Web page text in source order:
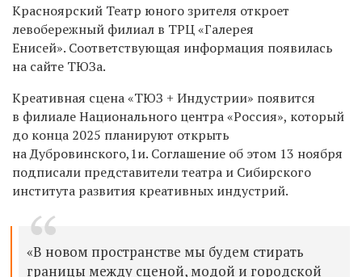
Красноярский Театр юного зрителя откроет
левобережный филиал в ТРЦ «Галерея
Енисей». Соответствующая информация появилась
на сайте ТЮЗа.
Креативная сцена «ТЮЗ + Индустрии» появится
в филиале Национального центра «Россия», который
до конца 2025 планируют открыть
на Дубровинского,1и. Соглашение об этом 13 ноября
подписали представители театра и Сибирского
института развития креативных индустрий.
«В новом пространстве мы будем стирать
границы между сценой, модой и городской